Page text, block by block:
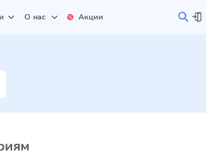
О нас Акции